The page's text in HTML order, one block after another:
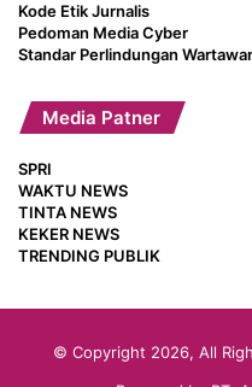
Kode Etik Jurnalis
Pedoman Media Cyber
Standar Perlindungan
Media Patner
SPRI
WAKTU NEWS
TINTA NEWS
KEKER NEWS
TRENDING PUBLIK
© Copyright 2026, All